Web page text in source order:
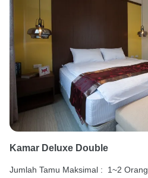
Kamar Deluxe Double
Jumlah Tamu Maksimal :
1~2 Orang